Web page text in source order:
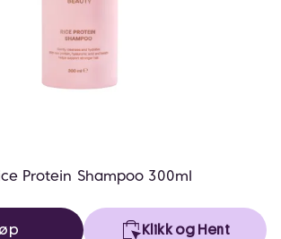
Protein Shampoo 300ml
Klikk og Hent